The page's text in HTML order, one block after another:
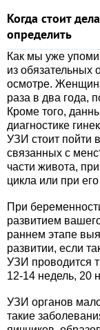
Когда стоит
определить
Как мы уже
из обязательных
осмотре.
раза в два года,
Кроме того,
диагностике
УЗИ стоит пойти
связанных с
части живота,
цикла или при
При
развитием
раннем этапе
развитии, если
УЗИ проводится
12-14 недель, 20
УЗИ органов
такие